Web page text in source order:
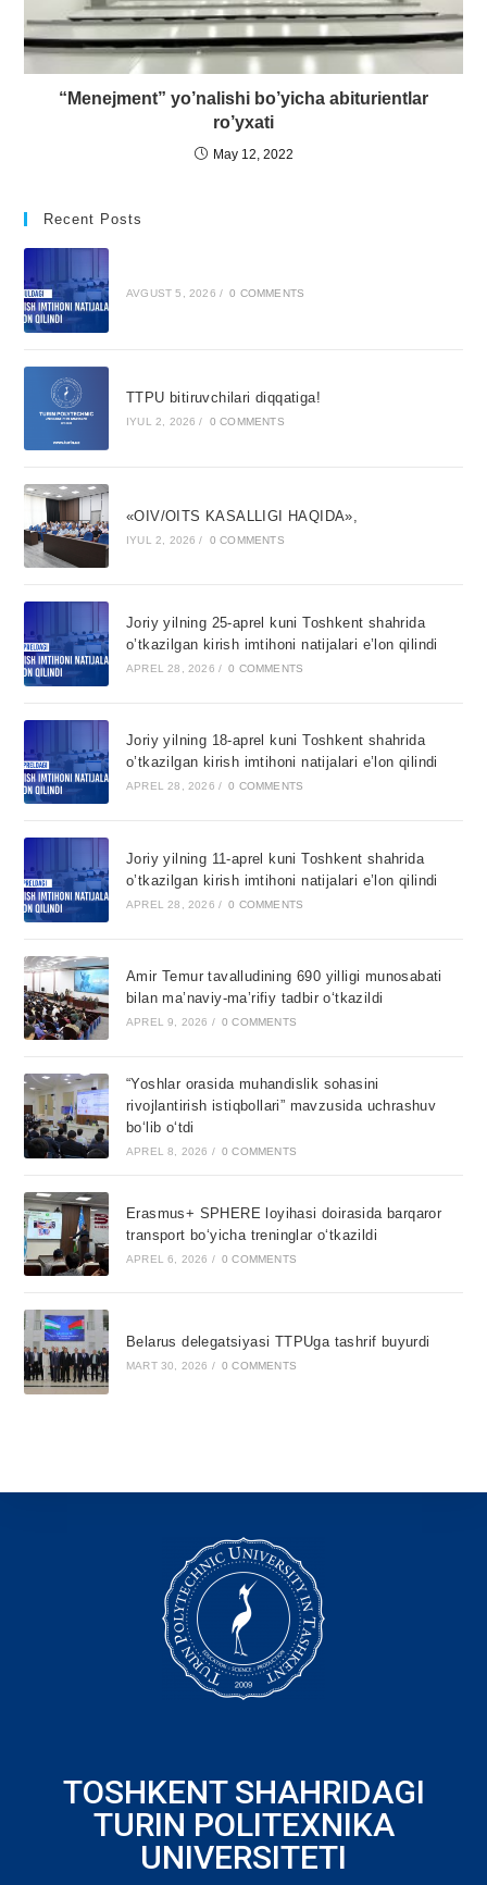
“Menejment” yo’nalishi bo’yicha abiturientlar
ro’yxati
May 12, 2022
Recent Posts
AVGUST 5, 2026 / 0 COMMENTS
TTPU bitiruvchilari diqqatiga!
IYUL 2, 2026 / 0 COMMENTS
«OIV/OITS KASALLIGI HAQIDA»,
IYUL 2, 2026 / 0 COMMENTS
Joriy yilning 25-aprel kuni Toshkent shahrida
o’tkazilgan kirish imtihoni natijalari e’lon qilindi
APREL 28, 2026 / 0 COMMENTS
Joriy yilning 18-aprel kuni Toshkent shahrida
o’tkazilgan kirish imtihoni natijalari e’lon qilindi
APREL 28, 2026 / 0 COMMENTS
Joriy yilning 11-aprel kuni Toshkent shahrida
o’tkazilgan kirish imtihoni natijalari e’lon qilindi
APREL 28, 2026 / 0 COMMENTS
Amir Temur tavalludining 690 yilligi munosabati
bilan ma’naviy-ma’rifiy tadbir o‘tkazildi
APREL 9, 2026 / 0 COMMENTS
“Yoshlar orasida muhandislik sohasini
rivojlantirish istiqbollari” mavzusida uchrashuv
bo‘lib o‘tdi
APREL 8, 2026 / 0 COMMENTS
Erasmus+ SPHERE loyihasi doirasida barqaror
transport bo‘yicha treninglar o‘tkazildi
APREL 6, 2026 / 0 COMMENTS
Belarus delegatsiyasi TTPUga tashrif buyurdi
MART 30, 2026 / 0 COMMENTS
TOSHKENT SHAHRIDAGI
TURIN POLITEXNIKA
UNIVERSITETI